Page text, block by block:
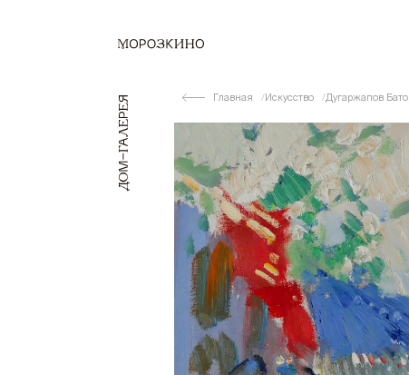
Главная Искусство Дугаржапов Бато